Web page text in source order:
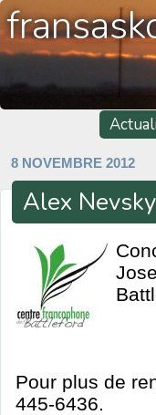
8 NOVEMBRE 2012
Alex
Pour plus de
445-6436.